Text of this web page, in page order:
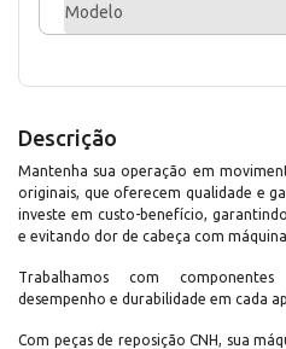
Modelo
Descrição
Mantenha sua operação em
originais, que oferecem qualidade e
investe em custo-benefício,
e evitando dor de cabeça com
Trabalhamos com
desempenho e durabilidade em cada
Com peças de reposição CNH, sua